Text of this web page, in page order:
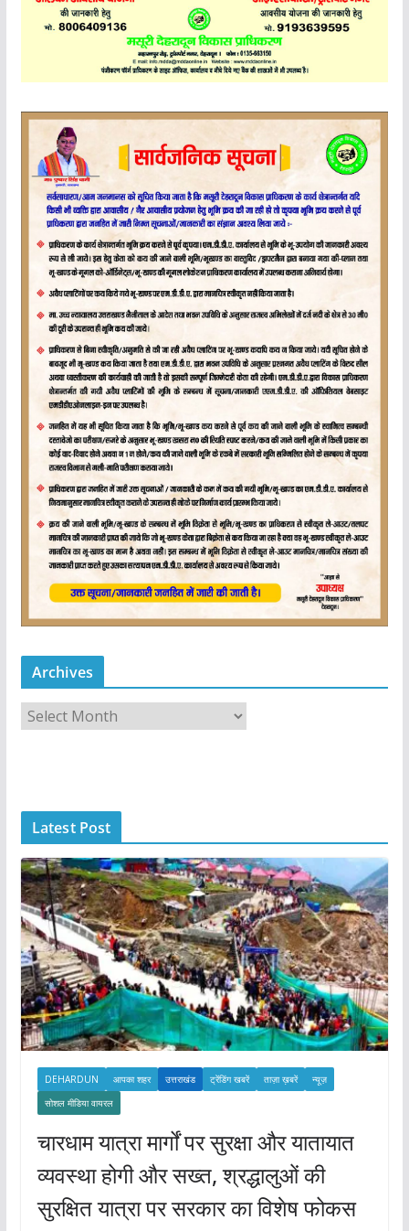
Archives
r
e
s
Latest Post
DEHARDUN आपका शहर उत्तराखंड ट्रेंडिंग खबरें ताज़ा ख़बरें
न्यूज़
सोशल मीडिया वायरल
चारधाम यात्रा मार्गों पर सुरक्षा और यातायात
व्यवस्था होगी और सख्त, श्रद्धालुओं की
सुरक्षित यात्रा पर सरकार का विशेष फोकस